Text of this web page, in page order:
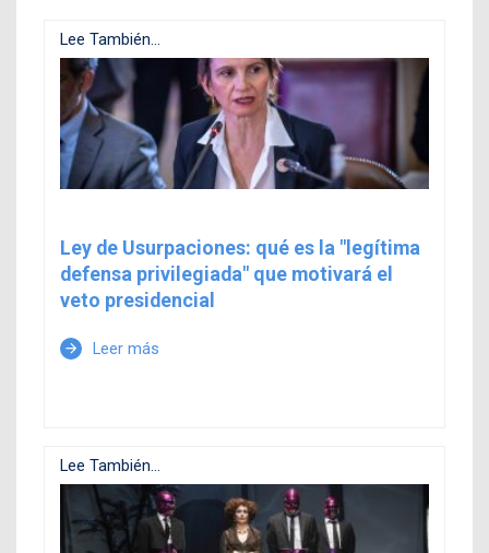
Lee También...
Ley de Usurpaciones: qué es la "legítima
defensa privilegiada" que motivará el
veto presidencial
arrow_forward Leer más
Lee También...